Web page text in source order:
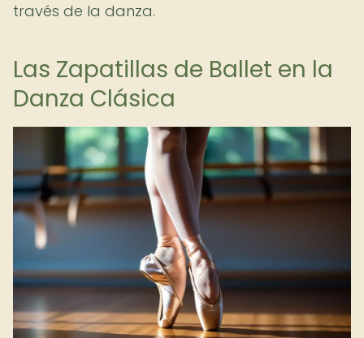
través de la danza.
Las Zapatillas de Ballet en la
Danza Clásica